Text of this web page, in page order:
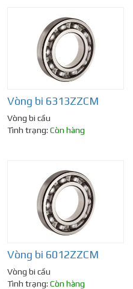
Vòng bi 6313ZZCM
Vòng bi cầu
Tình trạng: Còn hàng
Vòng bi 6012ZZCM
Vòng bi cầu
Tình trạng: Còn hàng